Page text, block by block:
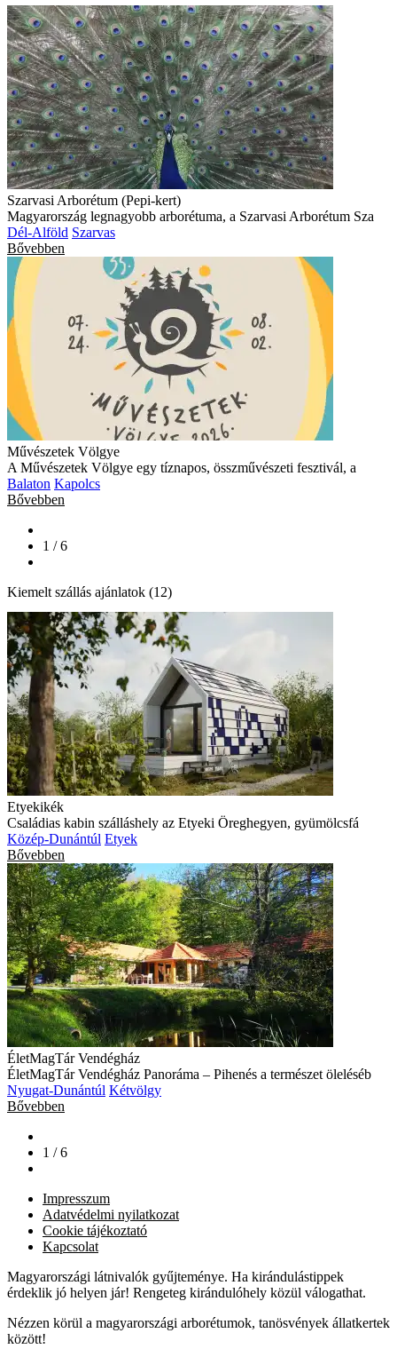
Szarvasi Arborétum (Pepi-kert)
Magyarország legnagyobb arborétuma, a Szarvasi Arborétum Sza
Dél-Alföld Szarvas
Bővebben
Művészetek Völgye
A Művészetek Völgye egy tíznapos, összművészeti fesztivál, a
Balaton Kapolcs
Bővebben
1 / 6
Kiemelt szállás ajánlatok (12)
Etyekikék
Családias kabin szálláshely az Etyeki Öreghegyen, gyümölcsfá
Közép-Dunántúl Etyek
Bővebben
ÉletMagTár Vendégház
ÉletMagTár Vendégház Panoráma – Pihenés a természet öleléséb
Nyugat-Dunántúl Kétvölgy
Bővebben
1 / 6
Impresszum
Adatvédelmi nyilatkozat
Cookie tájékoztató
Kapcsolat
Magyarországi látnivalók gyűjteménye. Ha kirándulástippek
érdeklik jó helyen jár! Rengeteg kirándulóhely közül válogathat.
Nézzen körül a magyarországi arborétumok, tanösvények állatkertek
között!